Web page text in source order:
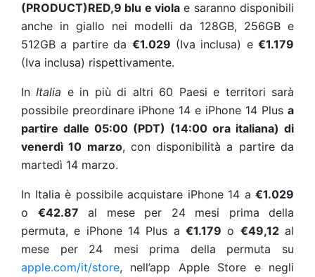
(PRODUCT)RED,9 blu e viola e saranno disponibili
anche in giallo nei modelli da 128GB, 256GB e
512GB a partire da €1.029 (Iva inclusa) e €1.179
(Iva inclusa) rispettivamente.
InItalia e in più di altri 60 Paesi e territori sarà
possibile preordinare iPhone 14 e iPhone 14 Plus a
partire dalle 05:00 (PDT) (14:00 ora italiana) di
venerdì 10 marzo, con disponibilità a partire da
martedì 14 marzo.
In Italia è possibile acquistare iPhone 14 a €1.029
o
€42.87
al mese per 24 mesi prima della
permuta, e iPhone 14 Plus a €1.179 o €49,12 al
mese per 24 mesi prima della permuta su
apple.com/it/store, nell’app Apple Store e negli